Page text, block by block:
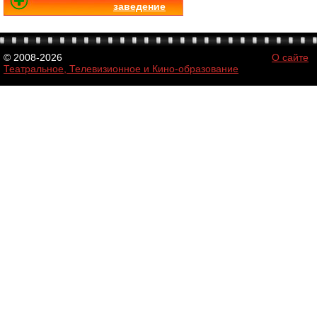
заведение
© 2008-2026
Театральное, Телевизионное и Кино-образование
О сайте